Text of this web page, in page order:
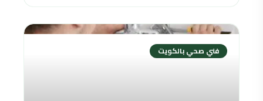
فني صحي بالكويت